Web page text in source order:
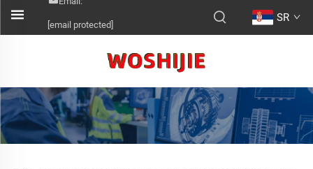
[email protected]
SR